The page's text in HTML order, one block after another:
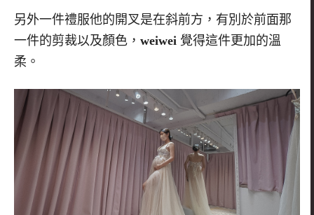
另外一件禮服他的開叉是在斜前方，有別於前面那
一件的剪裁以及顏色， weiwei 覺得這件更加的溫
柔。